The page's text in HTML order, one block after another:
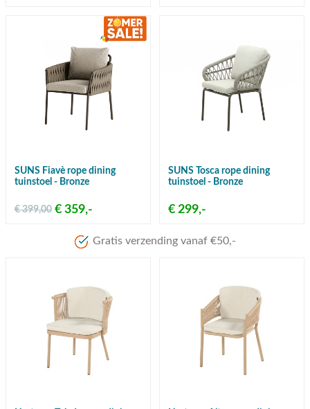
SUNS Fiavè rope dining
tuinstoel - Bronze
€ 359,-
€ 399,00
SUNS Tosca rope dining
tuinstoel - Bronze
€ 299,-
Meer dan 80 jaar ervaring